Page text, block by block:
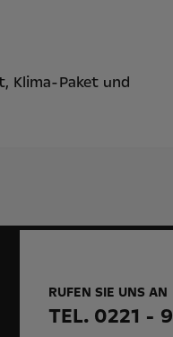
Klima-Paket und
RUFEN SIE UNS AN
TEL. 0221 -